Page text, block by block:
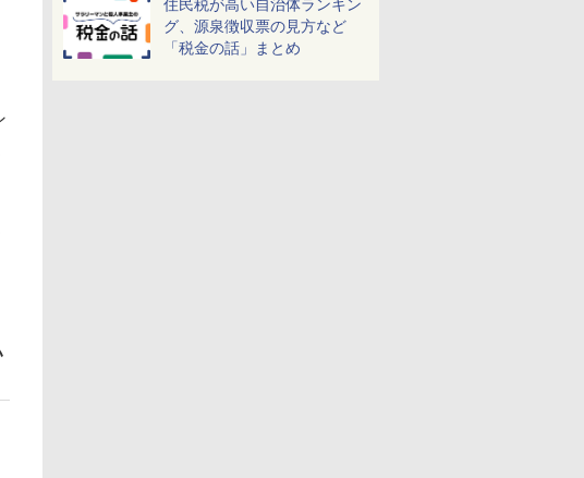
住民税が高い自治体ランキン
グ、源泉徴収票の見方など
「税金の話」まとめ